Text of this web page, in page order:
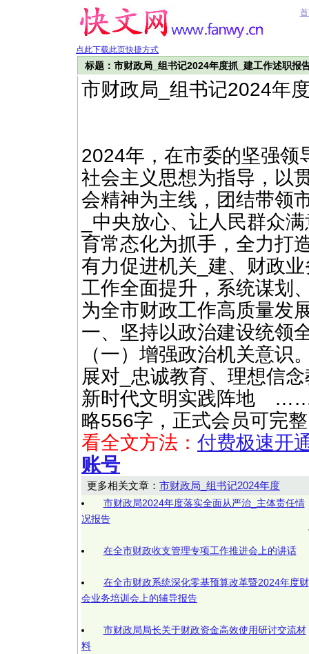
点此下载此页快捷方式
标题：市财政局_组书记2024年度抓_建工作述职报
市财政局_组书记2024年
2024年，在市委的坚强领
社会主义思想为指导，以
会精神为主线，团结带领
_中央放心、让人民群众
育常态化为抓手，全力打
有力促进机关_建、财政
工作全面提升，系统谋划
为全市财政工作高质量发
一、坚持以政治建设统领
（一）增强政治机关意识
展对_忠诚教育、理想信
新时代文明实践阵地 ……
略556字，正式会员可完
看全文方法： 付费极速开
账号
更多相关文章： 市财政局_组书记2024年度
市财政局2024年度落实全面从严治_主体责任情
况报告
在全市财政收支管理专项工作推进会上的讲话
在全市财政系统深化零基预算改革暨2024年度财
会业务培训会上的辅导报告
市财政局局长关于财政资金高效使用研讨交流材
料